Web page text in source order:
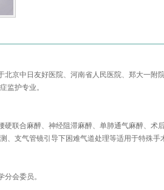
北京中日友好医院、河南省人民医院、郑大一附
监护专业。
硬联合麻醉、神经阻滞麻醉、单肺通气麻醉、术
、支气管镜引导下困难气道处理等适用于特殊手
分会委员。